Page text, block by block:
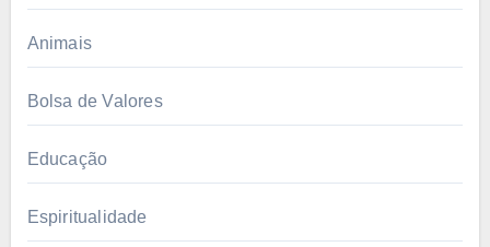
Animais
Bolsa de Valores
Educação
Espiritualidade